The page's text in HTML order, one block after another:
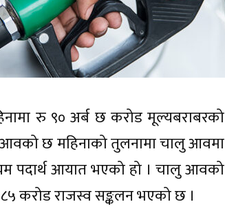
रु ९० अर्ब छ करोड मूल्यबराबरको
आवको छ महिनाको तुलनामा चालु आवमा
पदार्थ आयात भएको हो । चालु आवको
करोड राजस्व सङ्कलन भएको छ ।